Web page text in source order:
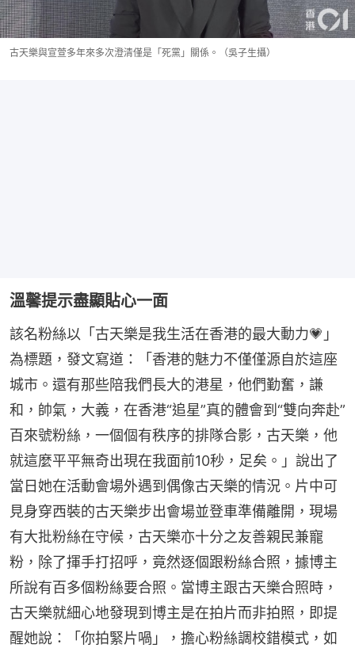
古天樂與宣萱多年來多次澄清僅是「死黨」關係。（吳子生攝）
溫馨提示盡顯貼心一面
該名粉絲以「古天樂是我生活在香港的最大動力💗」
為標題，發文寫道：「香港的魅力不僅僅源自於這座
城市。還有那些陪我們長大的港星，他們勤奮，謙
和，帥氣，大義，在香港“追星”真的體會到“雙向奔赴”
百來號粉絲，一個個有秩序的排隊合影，古天樂，他
就這麼平平無奇出現在我面前10秒，足矣。」說出了
當日她在活動會場外遇到偶像古天樂的情況。片中可
見身穿西裝的古天樂步出會場並登車準備離開，現場
有大批粉絲在守候，古天樂亦十分之友善親民兼寵
粉，除了揮手打招呼，竟然逐個跟粉絲合照，據博主
所說有百多個粉絲要合照。當博主跟古天樂合照時，
古天樂就細心地發現到博主是在拍片而非拍照，即提
醒她說：「你拍緊片喎」，擔心粉絲調校錯模式，如